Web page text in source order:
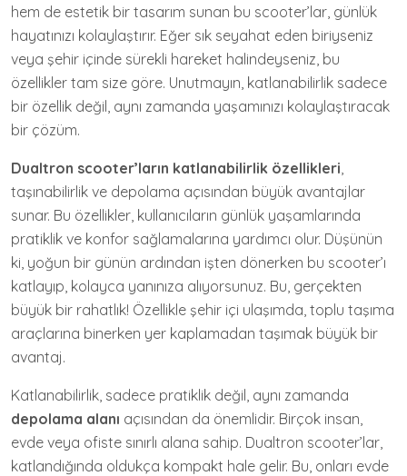
hem de estetik bir tasarım sunan bu scooter’lar, günlük
hayatınızı kolaylaştırır. Eğer sık seyahat eden biriyseniz
veya şehir içinde sürekli hareket halindeyseniz, bu
özellikler tam size göre. Unutmayın, katlanabilirlik sadece
bir özellik değil, aynı zamanda yaşamınızı kolaylaştıracak
bir çözüm.
Dualtron scooter’ların katlanabilirlik özellikleri,
taşınabilirlik ve depolama açısından büyük avantajlar
sunar. Bu özellikler, kullanıcıların günlük yaşamlarında
pratiklik ve konfor sağlamalarına yardımcı olur. Düşünün
ki, yoğun bir günün ardından işten dönerken bu scooter’ı
katlayıp, kolayca yanınıza alıyorsunuz. Bu, gerçekten
büyük bir rahatlık! Özellikle şehir içi ulaşımda, toplu taşıma
araçlarına binerken yer kaplamadan taşımak büyük bir
avantaj.
Katlanabilirlik, sadece pratiklik değil, aynı zamanda
depolama alanı açısından da önemlidir. Birçok insan,
evde veya ofiste sınırlı alana sahip. Dualtron scooter’lar,
katlandığında oldukça kompakt hale gelir. Bu, onları evde